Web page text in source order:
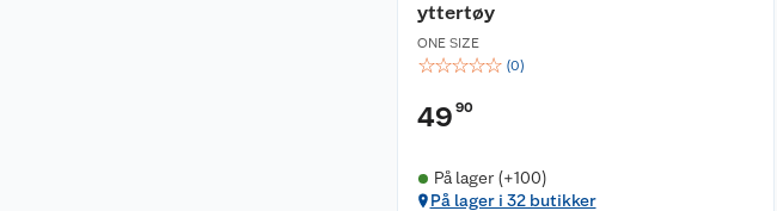
yttertøy
ONE SIZE
☆☆☆☆☆ (0)
49 90
På lager (+100)
På lager i 32 butikker